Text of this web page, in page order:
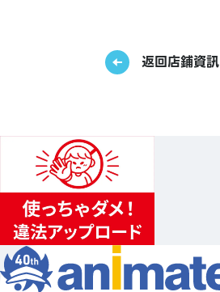
返回店鋪資訊